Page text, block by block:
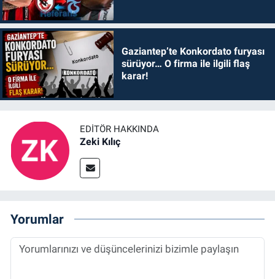
Gaziantep’te Konkordato furyası
sürüyor… O firma ile ilgili flaş
karar!
EDITÖR HAKKINDA
Zeki Kılıç
Yorumlar